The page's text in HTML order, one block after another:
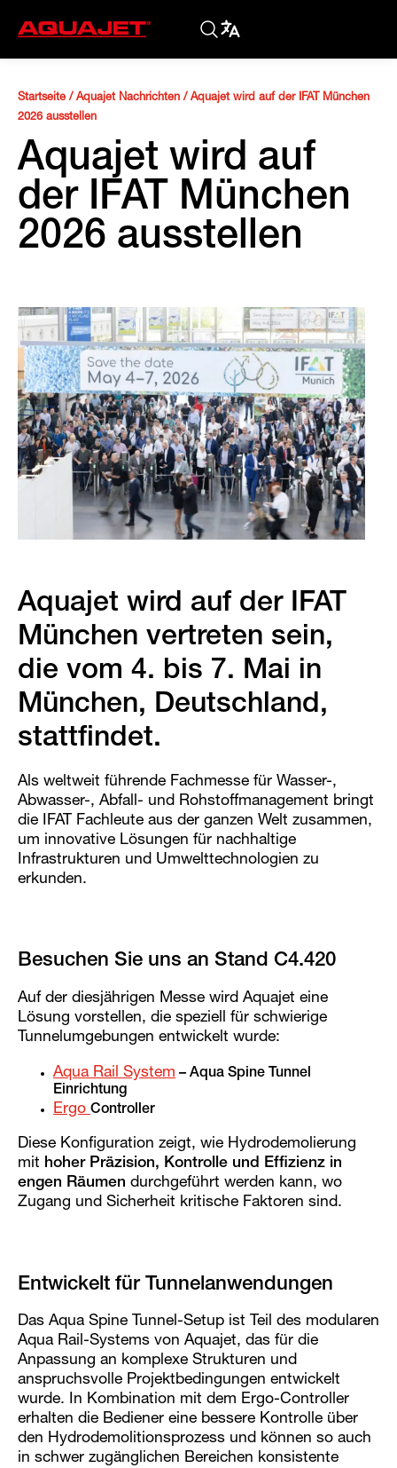
Startseite / Aquajet Nachrichten / Aquajet wird auf der IFAT München
2026 ausstellen
Aquajet wird auf
der IFAT München
2026 ausstellen
Aquajet wird auf der IFAT
München vertreten sein,
die vom 4. bis 7. Mai in
München, Deutschland,
stattfindet.
Als weltweit führende Fachmesse für Wasser-,
Abwasser-, Abfall- und Rohstoffmanagement bringt
die IFAT Fachleute aus der ganzen Welt zusammen,
um innovative Lösungen für nachhaltige
Infrastrukturen und Umwelttechnologien zu
erkunden.
Besuchen Sie uns an Stand C4.420
Auf der diesjährigen Messe wird Aquajet eine
Lösung vorstellen, die speziell für schwierige
Tunnelumgebungen entwickelt wurde:
Aqua Rail System – Aqua Spine Tunnel
Einrichtung
Ergo Controller
Diese Konfiguration zeigt, wie Hydrodemolierung
mit hoher Präzision, Kontrolle und Effizienz in
engen Räumen durchgeführt werden kann, wo
Zugang und Sicherheit kritische Faktoren sind.
Entwickelt für Tunnelanwendungen
Das Aqua Spine Tunnel-Setup ist Teil des modularen
Aqua Rail-Systems von Aquajet, das für die
Anpassung an komplexe Strukturen und
anspruchsvolle Projektbedingungen entwickelt
wurde. In Kombination mit dem Ergo-Controller
erhalten die Bediener eine bessere Kontrolle über
den Hydrodemolitionsprozess und können so auch
in schwer zugänglichen Bereichen konsistente